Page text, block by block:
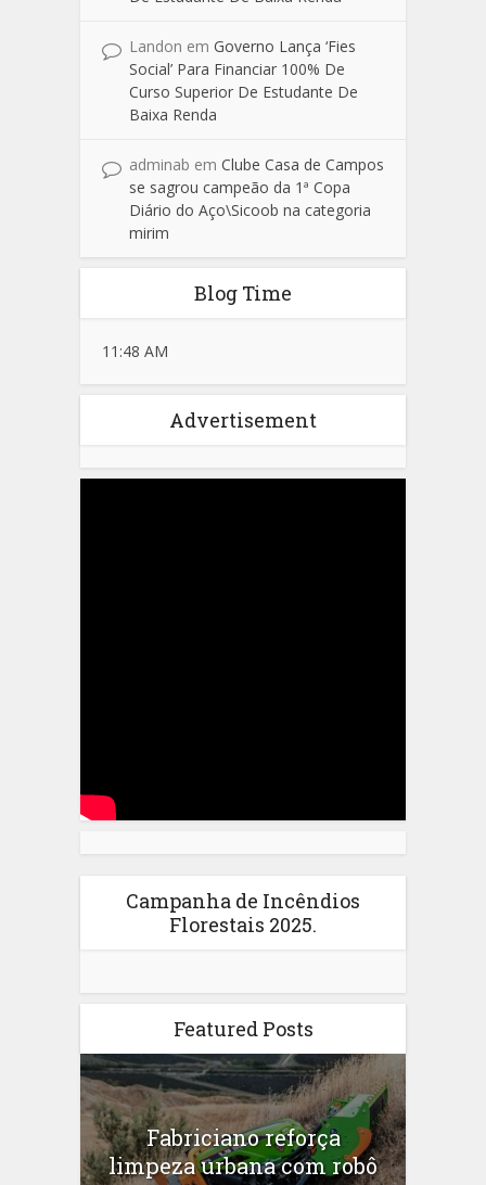
Landon em Governo Lança ‘Fies
Social’ Para Financiar 100% De
Curso Superior De Estudante De
Baixa Renda
adminab em Clube Casa de Campos
se sagrou campeão da 1ª Copa
Diário do Aço\Sicoob na categoria
mirim
Blog Time
11:48 AM
Advertisement
Campanha de Incêndios
Florestais 2025.
Featured Posts
Fabriciano reforça
limpeza urbana com robô